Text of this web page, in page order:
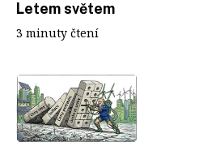
Letem světem
3 minuty čtení